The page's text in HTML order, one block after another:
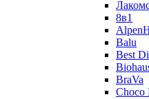
8в1
Balu
Best
BraVa
Choco